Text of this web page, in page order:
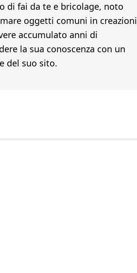
di fai da te e bricolage, noto
oggetti comuni in creazioni
accumulato anni di
la sua conoscenza con un
del suo sito.